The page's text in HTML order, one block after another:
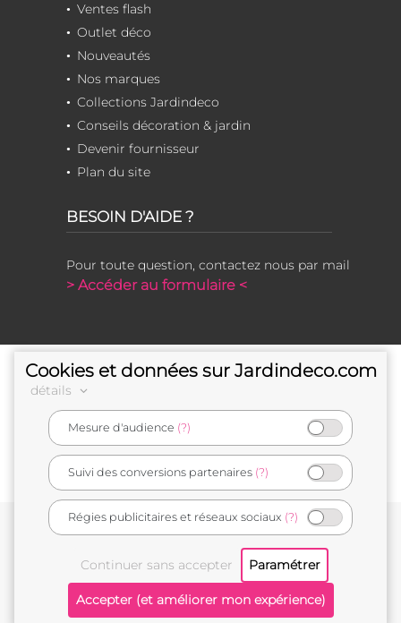
Ventes flash
Outlet déco
Nouveautés
Nos marques
Collections Jardindeco
Conseils décoration & jardin
Devenir fournisseur
Plan du site
BESOIN D'AIDE ?
Pour toute question, contactez nous par mail
> Accéder au formulaire <
e-commerçant français
Mentions légales
Cookies et données sur Jardindeco.com
détails
Mesure d'audience (?)
Suivi des conversions partenaires (?)
Régies publicitaires et réseaux sociaux (?)